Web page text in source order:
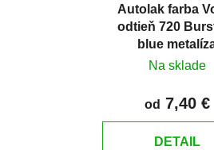
Autolak farba
odtieň 720
blue
Na sklade
od 7,40 €
DETAIL